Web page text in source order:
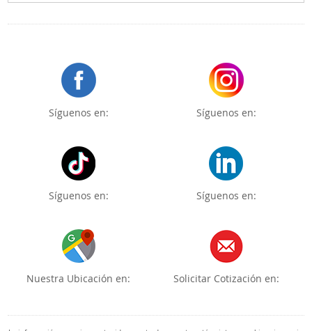
Síguenos en: Síguenos en:
Síguenos en: Síguenos en:
Nuestra Ubicación en: Solicitar Cotización en: